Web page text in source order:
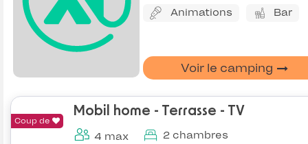
Animations Bar
Voir le camping
Coup de
Mobil home - Terrasse - TV
4 max 2 chambres